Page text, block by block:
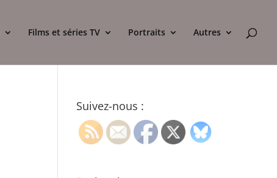
Films et séries TV Portraits Autres
Suivez-nous :